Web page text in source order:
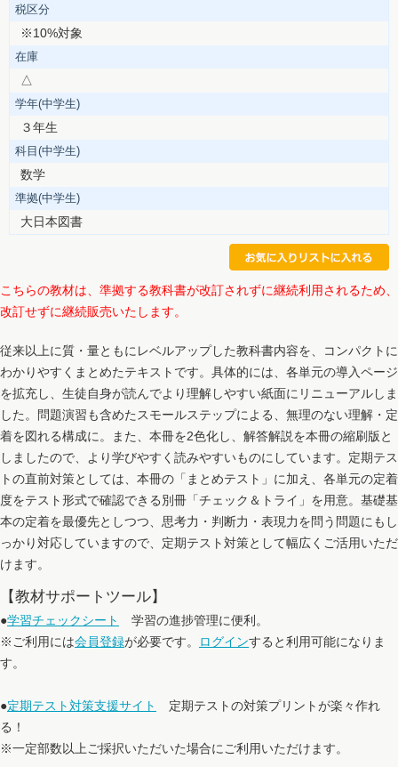
税区分
※10%対象
在庫
△
学年(中学生)
３年生
科目(中学生)
数学
準拠(中学生)
大日本図書
こちらの教材は、準拠する教科書が改訂されずに継続利用されるため、
改訂せずに継続販売いたします。
従来以上に質・量ともにレベルアップした教科書内容を、コンパクトに
わかりやすくまとめたテキストです。具体的には、各単元の導入ページ
を拡充し、生徒自身が読んでより理解しやすい紙面にリニューアルしま
した。問題演習も含めたスモールステップによる、無理のない理解・定
着を図れる構成に。また、本冊を2色化し、解答解説を本冊の縮刷版と
しましたので、より学びやすく読みやすいものにしています。定期テス
トの直前対策としては、本冊の「まとめテスト」に加え、各単元の定着
度をテスト形式で確認できる別冊「チェック＆トライ」を用意。基礎基
本の定着を最優先としつつ、思考力・判断力・表現力を問う問題にもし
っかり対応していますので、定期テスト対策として幅広くご活用いただ
けます。
【教材サポートツール】
●学習チェックシート
学習の進捗管理に便利。
※ご利用には会員登録が必要です。 ログインすると利用可能になりま
す。
●定期テスト対策支援サイト
定期テストの対策プリントが楽々作れ
る！
※一定部数以上ご採択いただいた場合にご利用いただけます。